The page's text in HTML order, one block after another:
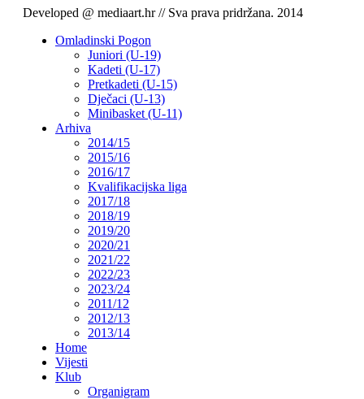
Developed @ mediaart.hr // Sva prava pridržana. 2014
Omladinski Pogon
Juniori (U-19)
Kadeti (U-17)
Pretkadeti (U-15)
Dječaci (U-13)
Minibasket (U-11)
Arhiva
2014/15
2015/16
2016/17
Kvalifikacijska liga
2017/18
2018/19
2019/20
2020/21
2021/22
2022/23
2023/24
2011/12
2012/13
2013/14
Home
Vijesti
Klub
Organigram